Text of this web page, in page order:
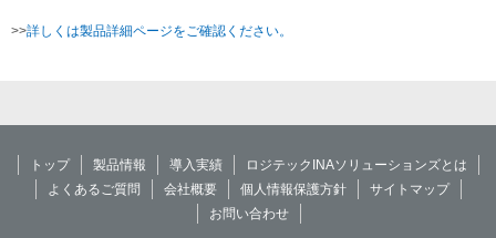
>>詳しくは製品詳細ページをご確認ください。
トップ 製品情報 導入実績
ロジテックINAソリューションズとは
よくあるご質問
会社概要 個人情報保護方針
サイトマップ
お問い合わせ